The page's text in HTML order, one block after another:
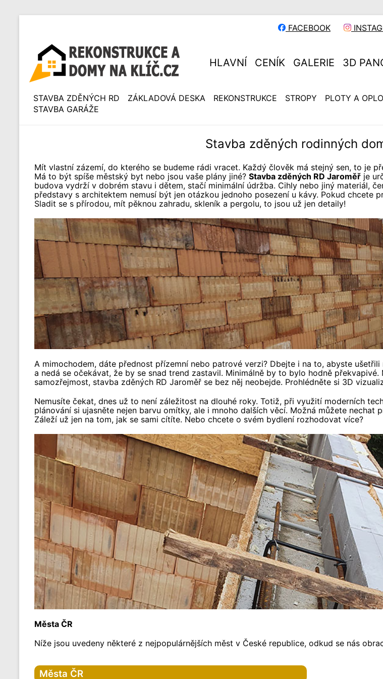
FACEBOOK
HLAVNÍ CENÍK GALERIE 3D
STAVBA ZDĚNÝCH RD ZÁKLADOVÁ DESKA REKONSTRUKCE STROPY PLOTY A
STAVBA GARÁŽE
Stavba zděných rodinných
Mít vlastní zázemí, do kterého se budeme rádi vracet. Každý člověk má stejný sen, to je
Má to být spíše městský byt nebo jsou vaše plány jiné? Stavba zděných RD Jaroměř je
budova vydrží v dobrém stavu i dětem, stačí minimální údržba. Cihly nebo jiný materiál,
představy s architektem nemusí být jen otázkou jednoho posezení u kávy. Pokud
Sladit se s přírodou, mít pěknou zahradu, skleník a pergolu, to jsou už jen detaily!
A mimochodem, dáte přednost přízemní nebo patrové verzi? Dbejte i na to, abyste
a nedá se očekávat, že by se snad trend zastavil. Minimálně by to bylo hodně
samozřejmost, stavba zděných RD Jaroměř se bez něj neobejde. Prohlédněte si 3D
Nemusíte čekat, dnes už to není záležitost na dlouhé roky. Totiž, při využití moderních
plánování si ujasněte nejen barvu omítky, ale i mnoho dalších věcí. Možná můžete
Záleží už jen na tom, jak se sami cítíte. Nebo chcete o svém bydlení rozhodovat více?
Města ČR
Níže jsou uvedeny některé z nejpopulárnějších měst v České republice, odkud se nás
Města ČR